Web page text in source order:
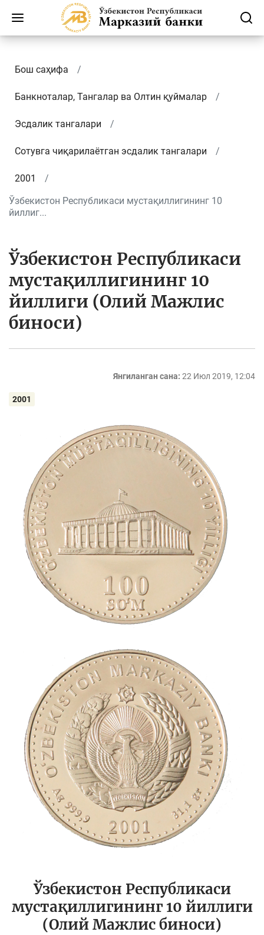
Бош саҳифа
Банкноталар, Тангалар ва Олтин қуймалар
Эсдалик тангалари
Сотувга чиқарилаётган эсдалик тангалари
2001
Ўзбекистон Республикаси мустақиллигининг 10
йиллиг...
Ўзбекистон Республикаси
мустақиллигининг 10
йиллиги (Олий Мажлис
биноси)
Янгиланган сана: 22 Июл 2019, 12:04
2001
Ўзбекистон Республикаси
мустақиллигининг 10 йиллиги
(Олий Мажлис биноси)